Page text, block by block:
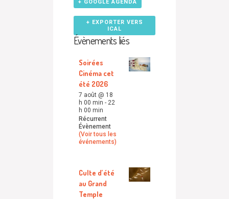
+ GOOGLE AGENDA
+ EXPORTER VERS
ICAL
Évènements liés
Soirées
Cinéma cet
été 2026
7 août @ 18
h 00 min - 22
h 00 min
Récurrent
Évènement
(Voir tous les
événements)
Culte d’été
au Grand
Temple